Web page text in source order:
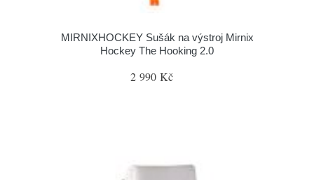
MIRNIXHOCKEY Sušák na výstroj Mirnix
Hockey The Hooking 2.0
2 990 Kč